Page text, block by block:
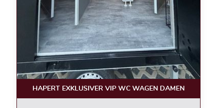
HAPERT EXKLUSIVER VIP WC WAGEN DAMEN